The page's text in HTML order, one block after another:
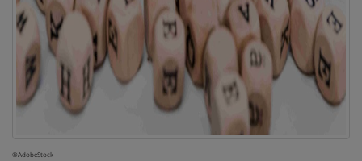
®AdobeStock